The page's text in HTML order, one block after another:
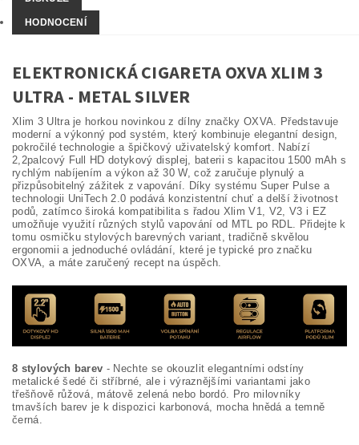
HODNOCENÍ
ELEKTRONICKÁ CIGARETA OXVA XLIM 3
ULTRA - METAL SILVER
Xlim 3 Ultra je horkou novinkou z dílny značky OXVA. Představuje
moderní a výkonný pod systém, který kombinuje elegantní design,
pokročilé technologie a špičkový uživatelský komfort. Nabízí
2,2palcový Full HD dotykový displej, baterii s kapacitou 1500 mAh s
rychlým nabíjením a výkon až 30 W, což zaručuje plynulý a
přizpůsobitelný zážitek z vapování. Díky systému Super Pulse a
technologii UniTech 2.0 podává konzistentní chuť a delší životnost
podů, zatímco široká kompatibilita s řadou Xlim V1, V2, V3 i EZ
umožňuje využití různých stylů vapování od MTL po RDL. Přidejte k
tomu osmičku stylových barevných variant, tradičně skvělou
ergonomii a jednoduché ovládání, které je typické pro značku
OXVA, a máte zaručený recept na úspěch.
8 stylových barev - Nechte se okouzlit elegantními odstíny
metalické šedé či stříbrné, ale i výraznějšími variantami jako
třešňově růžová, mátově zelená nebo bordó. Pro milovníky
tmavších barev je k dispozici karbonová, mocha hnědá a temně
černá.